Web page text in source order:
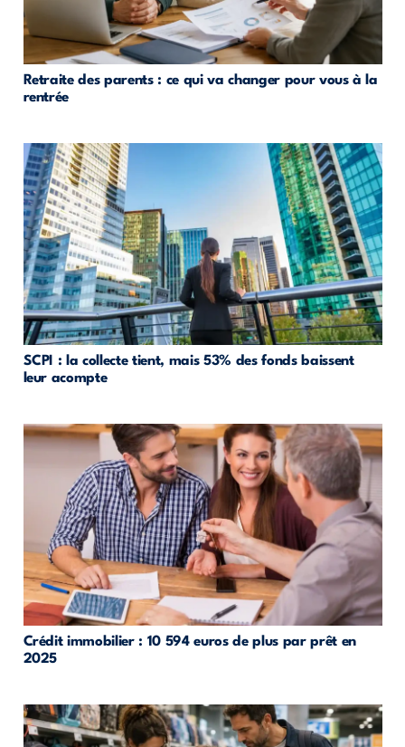
Retraite des parents : ce qui va changer pour vous à la
rentrée
SCPI : la collecte tient, mais 53% des fonds baissent
leur acompte
Crédit immobilier : 10 594 euros de plus par prêt en
2025